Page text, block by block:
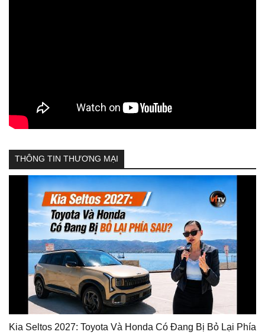
THÔNG TIN THƯƠNG MẠI
Kia Seltos 2027: Toyota Và Honda Có Đang Bị Bỏ Lại Phía